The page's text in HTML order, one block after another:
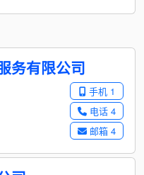
务有限公司
手机 1
电话 4
邮箱 4